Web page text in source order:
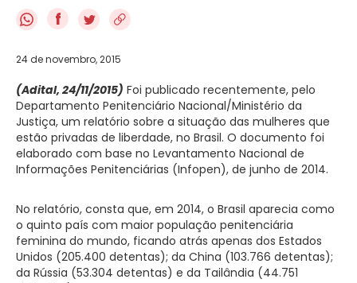
f
24 de novembro, 2015
(Adital, 24/11/2015) Foi publicado recentemente, pelo
Departamento Penitenciário Nacional/Ministério da
Justiça, um relatório sobre a situação das mulheres que
estão privadas de liberdade, no Brasil. O documento foi
elaborado com base no Levantamento Nacional de
Informações Penitenciárias (Infopen), de junho de 2014.
No relatório, consta que, em 2014, o Brasil aparecia como
o quinto país com maior população penitenciária
feminina do mundo, ficando atrás apenas dos Estados
Unidos (205.400 detentas); da China (103.766 detentas);
da Rússia (53.304 detentas) e da Tailândia (44.751